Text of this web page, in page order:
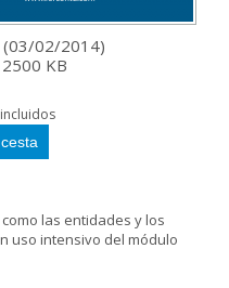
03/02/2014)
KB
las entidades y los
uso intensivo del módulo